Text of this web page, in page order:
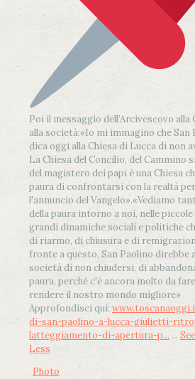
Poi il messaggio dell’Arcivescovo alla
alla società:«Io mi immagino che San
dica oggi alla Chiesa di Lucca di non
La Chiesa del Concilio, del Cammino
del magistero dei papi è una Chiesa
paura di confrontarsi con la realtà
l'annuncio del Vangelo».«Vediamo
della paura intorno a noi, nelle piccole
grandi dinamiche sociali e politiche
di riarmo, di chiusura e di
fronte a questo, San Paolino direbbe
società di non chiudersi, di
paura, perché c'è ancora molto da
rendere il nostro mondo migliore»
Approfondisci qui:
di-san-paolino-a-lucca-giulietti-
latteggiamento-di-apertura-p... ...
Less
Photo